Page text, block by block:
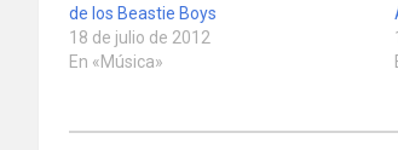
de los Beastie Boys
18 de julio de 2012
En «Música»